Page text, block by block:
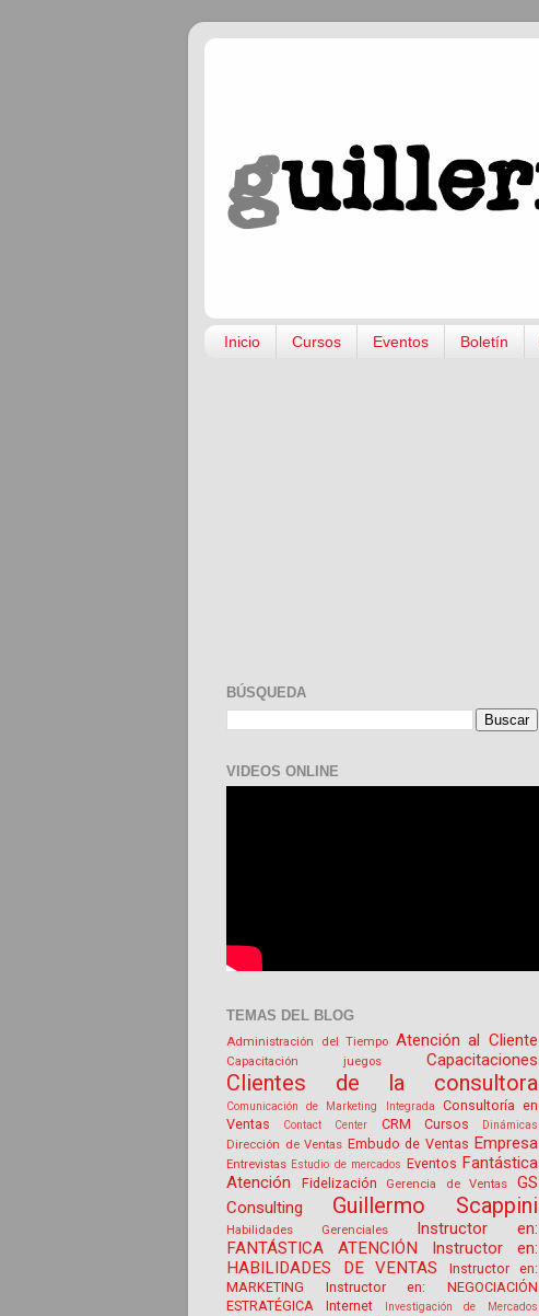
Inicio Cursos Eventos Boletín
BÚSQUEDA
VIDEOS ONLINE
TEMAS DEL BLOG
Administración del Tiempo Atención al Cliente
Capacitación juegos Capacitaciones
Clientes de la consultora
Comunicación de Marketing Integrada
Consultoría en
Ventas
Contact Center CRM Cursos Dinámicas
Dirección de Ventas Embudo de Ventas Empresa
Entrevistas Estudio de mercados Eventos Fantástica
Atención
Fidelización Gerencia de Ventas
GS
Consulting
Guillermo Scappini
Habilidades Gerenciales
Instructor en:
FANTÁSTICA ATENCIÓN
Instructor en:
HABILIDADES DE VENTAS
Instructor en:
MARKETING
Instructor en: NEGOCIACIÓN
ESTRATÉGICA
Internet Investigación de Mercados